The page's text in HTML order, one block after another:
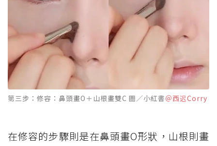
第三步：修容：鼻頭畫O＋山根畫雙C 圖／小紅書＠西迟Corry
在修容的步驟則是在鼻頭畫O形狀，山根則畫